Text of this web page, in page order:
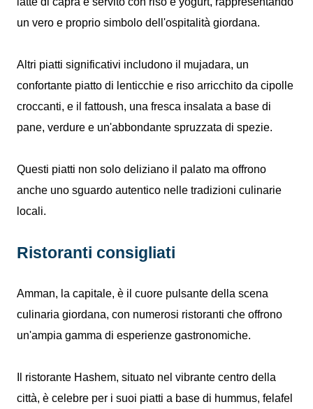
un vero e proprio simbolo dell'ospitalità giordana.
Altri piatti significativi includono il mujadara, un
confortante piatto di lenticchie e riso arricchito da cipolle
croccanti, e il fattoush, una fresca insalata a base di
pane, verdure e un'abbondante spruzzata di spezie.
Questi piatti non solo deliziano il palato ma offrono
anche uno sguardo autentico nelle tradizioni culinarie
locali.
Ristoranti consigliati
Amman, la capitale, è il cuore pulsante della scena
culinaria giordana, con numerosi ristoranti che offrono
un'ampia gamma di esperienze gastronomiche.
Il ristorante Hashem, situato nel vibrante centro della
città, è celebre per i suoi piatti a base di hummus, felafel